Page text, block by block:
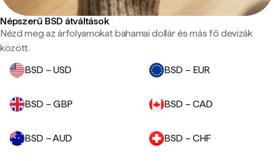
Népszerű BSD átváltások
Nézd meg az árfolyamokat bahamai dollár és más fő devizák
között.
BSD – USD
BSD – EUR
BSD – GBP BSD – CAD
BSD – AUD BSD – CHF